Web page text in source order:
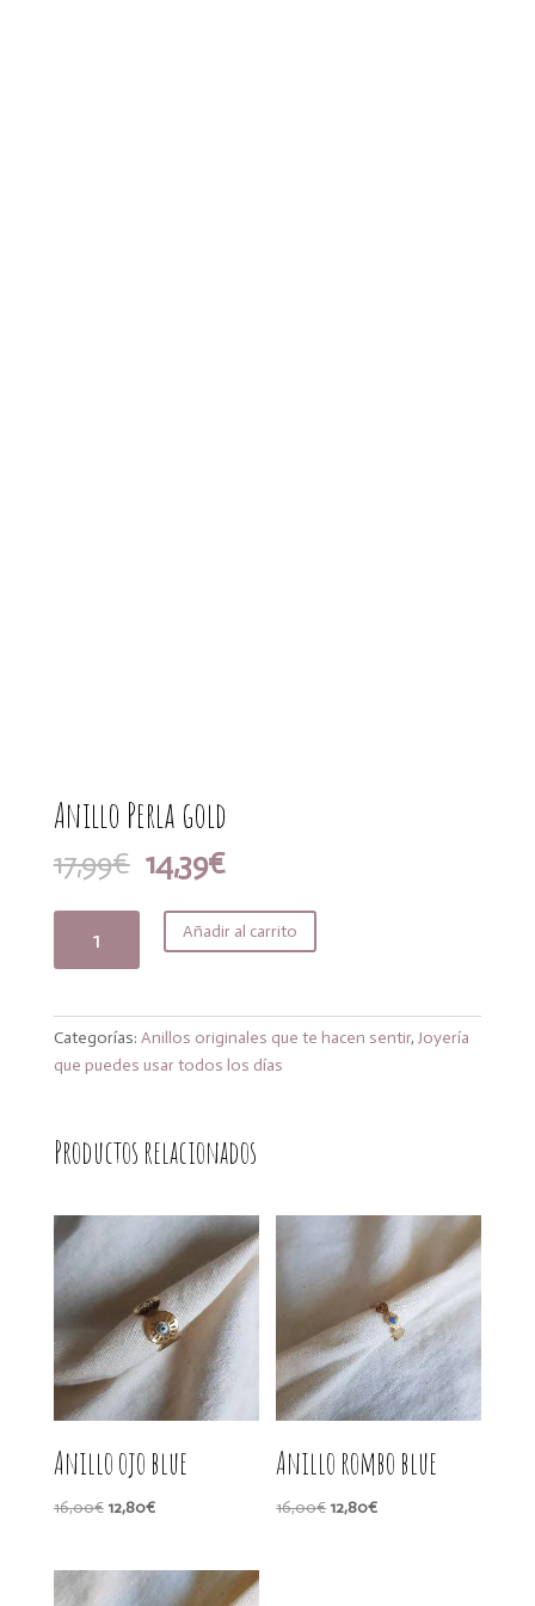
Anillo Perla gold
17,99€ El
precio
original
era:
14,39€El
actual
es:
Añadir al carrito
Categorías: Anillos originales que te hacen sentir, Joyería
que puedes usar todos los días
Productos relacionados
Anillo ojo blue
16,00€El
12,80€El
es:
Anillo rombo blue
16,00€El
12,80€El